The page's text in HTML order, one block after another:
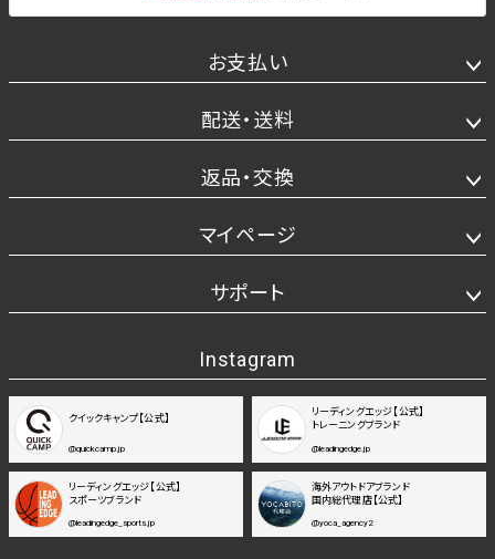
お支払い
配送・送料
返品・交換
マイページ
サポート
Instagram
クイックキャンプ【公式】
@quickcamp.jp
リーディングエッジ【公式】
トレーニングブランド
@leadingedge.jp
リーディングエッジ【公式】
スポーツブランド
@leadingedge_sports.jp
海外アウトドアブランド
国内総代理店【公式】
@yoca_agency2